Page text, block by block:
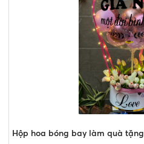
Hộp hoa bóng bay làm quà tặng